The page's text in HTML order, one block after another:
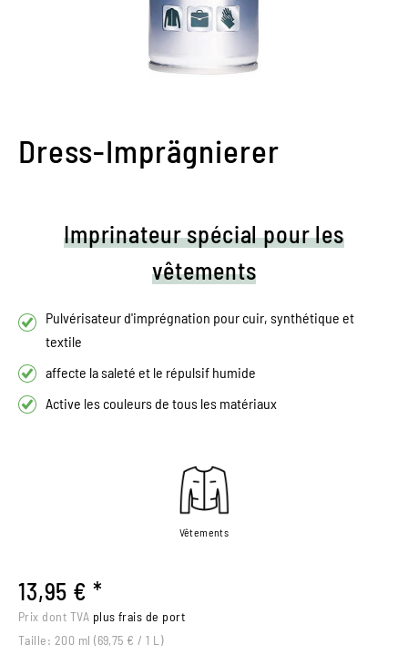
Dress-Imprägnierer
Imprinateur spécial pour les
vêtements
Pulvérisateur d'imprégnation pour cuir, synthétique et
textile
affecte la saleté et le répulsif humide
Active les couleurs de tous les matériaux
Vêtements
13,95 € *
Prix dont TVA plus frais de port
Taille: 200 ml (69,75 € / 1 L)